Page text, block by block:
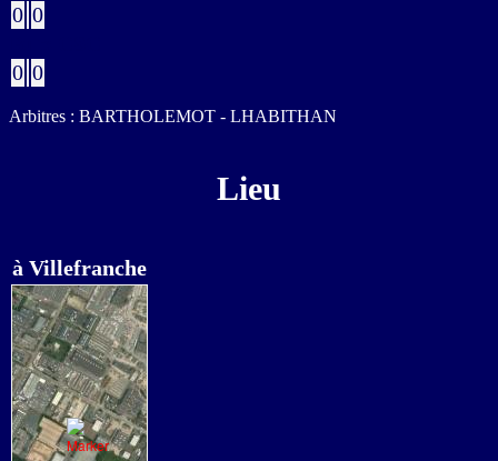
0 0
0 0
Arbitres : BARTHOLEMOT - LHABITHAN
Lieu
à Villefranche